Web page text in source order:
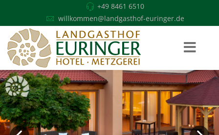
+49 8461 6510
willkommen@landgasthof-euringer.de